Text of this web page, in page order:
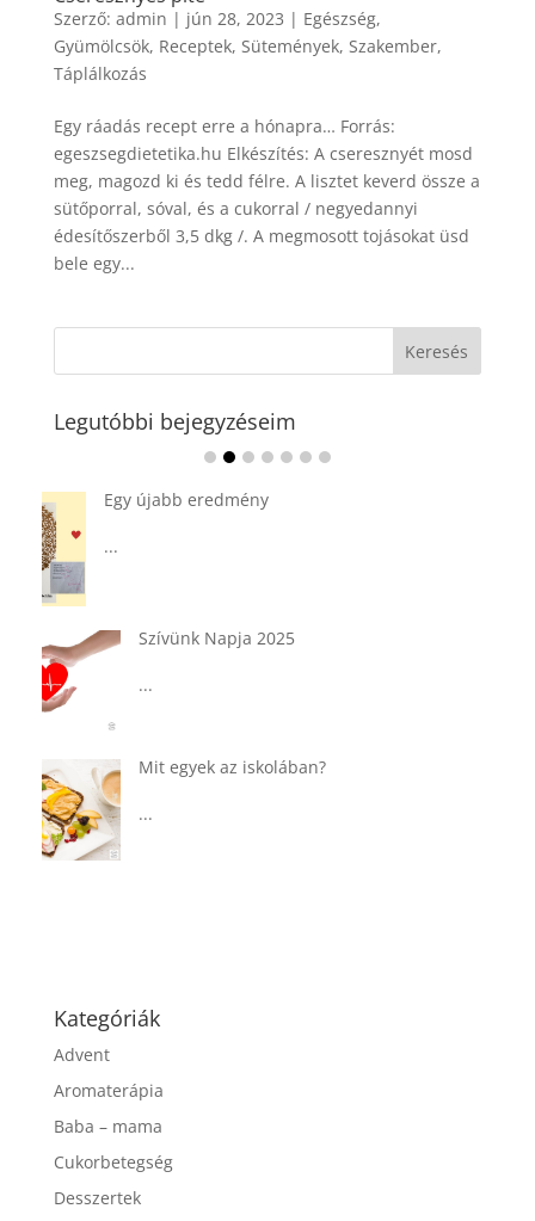
Szerző: admin | jún 28, 2023 | Egészség,
Gyümölcsök, Receptek, Sütemények, Szakember,
Táplálkozás
Egy ráadás recept erre a hónapra… Forrás:
egeszsegdietetika.hu Elkészítés: A cseresznyét mosd
meg, magozd ki és tedd félre. A lisztet keverd össze a
sütőporral, sóval, és a cukorral / negyedannyi
édesítőszerből 3,5 dkg /. A megmosott tojásokat üsd
bele egy...
Legutóbbi bejegyzéseim
Ádvent 1. vasárnapja🌟
Tárkonyos csirkeragu leves
Kategóriák
Advent
Aromaterápia
Baba – mama
Cukorbetegség
Desszertek